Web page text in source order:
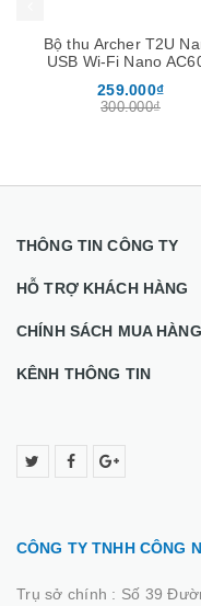
54M: -77dBm
11M: -87dBm
Truyền điện CE:
Chức năng
WMM, Thống kê
WPA2-PSK
Tính năng phần
/ BigPond
DHCP Server,
Port Forwarding
Bộ thu Archer T2U
USB Wi-Fi Nano
259.000₫
300.000₫
THÔNG TIN CÔNG TY
HỖ TRỢ KHÁCH HÀNG
CHÍNH SÁCH MUA HÀNG
KÊNH THÔNG TIN
CÔNG TY TNHH CÔNG
Trụ sở chính : Số 39